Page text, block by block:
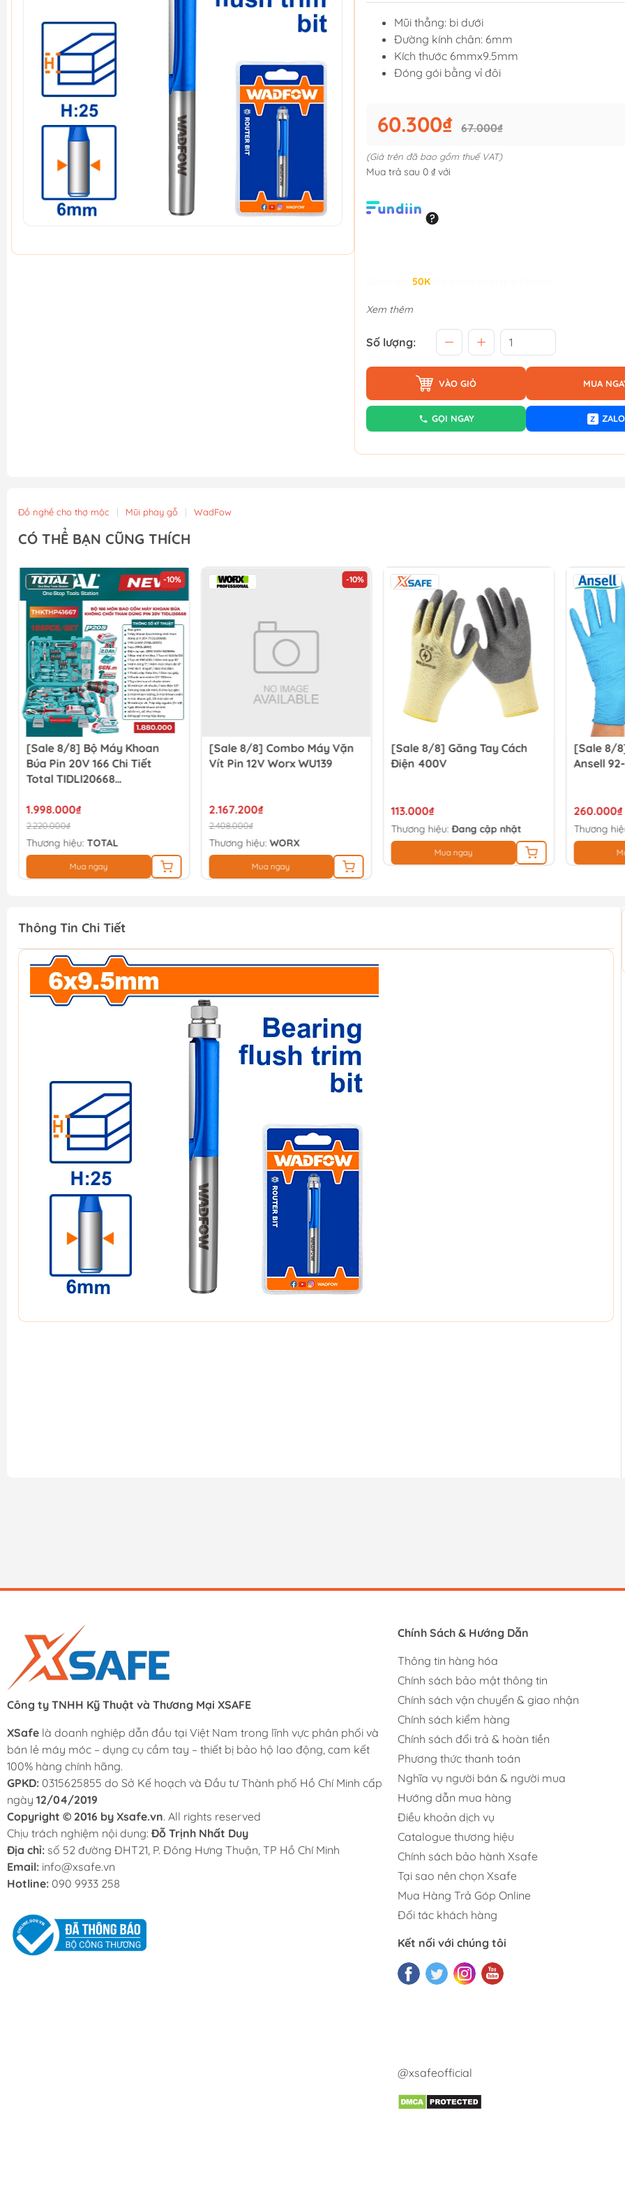
Mũi thẳng: bi dưới
Đường kính chân: 6mm
Kích thước 6mmx9.5mm
Đóng gói bằng vỉ đôi
60.300₫ 67.000₫
(Giá trên đã bao gồm thuế VAT)
Mua trả sau 0 ₫ với
50K
Xem thêm
Số lượng:
VÀO GIỎ MUA
GỌI NGAY Z ZALO
Đồ nghề cho thợ mộc | Mũi phay gỗ | WadFow
CÓ THỂ BẠN CŨNG THÍCH
-10%
[Sale 8/8] Bộ Máy Khoan
Búa Pin 20V 166 Chi Tiết
Total TIDLI20668
1.998.000₫
2.220.000₫
Thương hiệu: TOTAL
Mua ngay
-10%
[Sale 8/8] Combo Máy Vặn
Vít Pin 12V Worx WU139
2.167.200₫
2.408.000₫
Thương hiệu:WORX
Mua ngay
[Sale 8/8] Găng Tay Cách
Điện 400V
113.000₫
Thương hiệu:Đang cập nhật
Mua ngay
[Sale 8/
Ansell
260.000₫
Thương
Thông Tin Chi Tiết
Công ty TNHH Kỹ Thuật và Thương Mại XSAFE
XSafe là doanh nghiệp dẫn đầu tại Việt Nam trong lĩnh vực phân phối và
bán lẻ máy móc – dụng cụ cầm tay – thiết bị bảo hộ lao động, cam kết
100% hàng chính hãng.
GPKD: 0315625855 do Sở Kế hoạch và Đầu tư Thành phố Hồ Chí Minh cấp
ngày 12/04/2019
Copyright © 2016 by Xsafe.vn. All rights reserved
Chịu trách nghiệm nội dung: Đỗ Trịnh Nhất Duy
Địa chỉ: số 52 đường ĐHT21, P. Đông Hưng Thuận, TP Hồ Chí Minh
Email: info@xsafe.vn
Hotline: 090 9933 258
Chính Sách & Hướng Dẫn
Thông tin hàng hóa
Chính sách bảo mật thông tin
Chính sách vận chuyển & giao nhận
Chính sách kiểm hàng
Chính sách đổi trả & hoàn tiền
Phương thức thanh toán
Nghĩa vụ người bán & người mua
Hướng dẫn mua hàng
Điều khoản dịch vụ
Catalogue thương hiệu
Chính sách bảo hành Xsafe
Tại sao nên chọn Xsafe
Mua Hàng Trả Góp Online
Đối tác khách hàng
Kết nối với chúng tôi
@xsafeofficial